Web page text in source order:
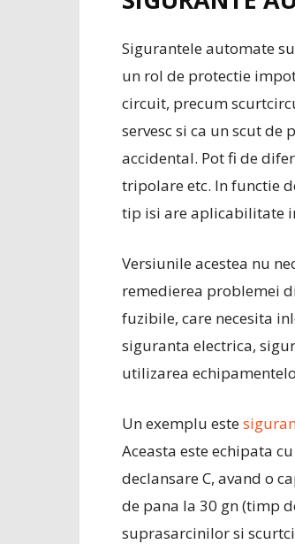
Sigurantele automate
un rol de protectie
circuit, precum
servesc si ca un scut
accidental. Pot fi de
tripolare etc. In functie
tip isi are aplicabilitate
Versiunile acestea nu
remedierea problemei
fuzibile, care necesita
siguranta electrica,
utilizarea
Un exemplu este
Aceasta este echipata
declansare C, avand o
de pana la 30 gn (timp
suprasarcinilor si